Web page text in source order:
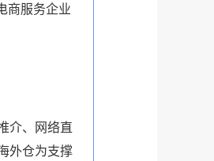
商服务企业
介、网络直
外仓为支撑